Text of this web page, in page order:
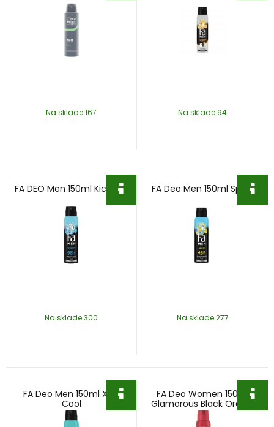
Na sklade 167 Na sklade 94
FA DEO Men 150ml Kick Off
Na sklade 300
FA Deo Men 150ml Sport
Na sklade 277
FA Deo Men 150ml Xtra
Cool
FA Deo Women 150ml
Glamorous Black Orchid